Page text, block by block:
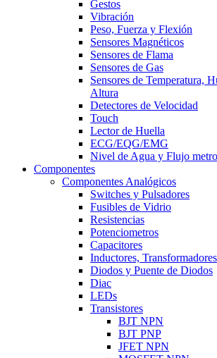
Gestos
Vibración
Peso, Fuerza y Flexión
Sensores Magnéticos
Sensores de Flama
Sensores de Gas
Sensores de Temperatura,
Altura
Detectores de Velocidad
Touch
Lector de Huella
ECG/EQG/EMG
Nivel de Agua y Flujo
Componentes
Componentes Analógicos
Switches y Pulsadores
Fusibles de Vidrio
Resistencias
Potenciometros
Capacitores
Inductores,
Diodos y Puente de Diodos
Diac
LEDs
Transistores
BJT NPN
BJT PNP
JFET NPN